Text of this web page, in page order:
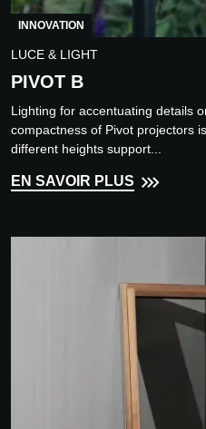
INNOVATION
LUCE & LIGHT
PIVOT B
Lighting for accentuating details
compactness of Pivot projectors
different heights support...
EN SAVOIR PLUS